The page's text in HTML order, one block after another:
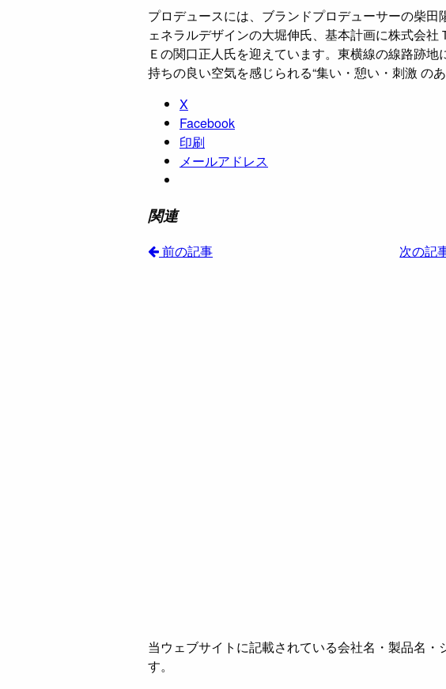
プロデュースには、ブランドプロデューサーの柴
ェネラルデザインの大堀伸氏、基本計画に株式会社
Ｅの関口正人氏を迎えています。東横線の線路跡
持ちの良い空気を感じられる“集い・憩い・刺激 の
X
Facebook
印刷
メールアドレス
関連
前の記事 次の記
当ウェブサイトに記載されている会社名・製品名
す。